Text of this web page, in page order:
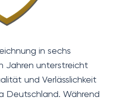
in sechs
Jahren unterstreicht
und Verlässlichkeit
Deutschland. Während